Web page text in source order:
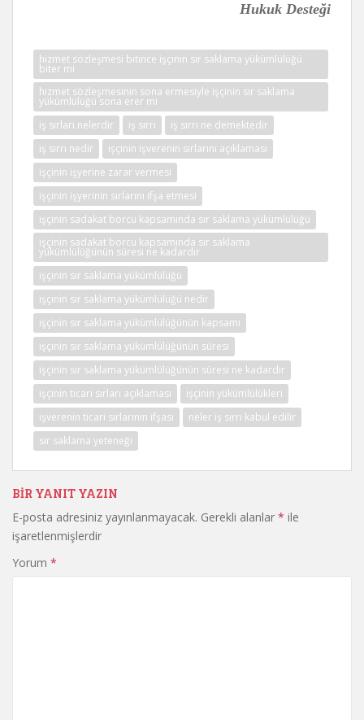
Hukuk Desteği
hizmet sözleşmesi bitince işçinin sır saklama yükümlülüğü
biter mi
hizmet sözleşmesinin sona ermesiyle işçinin sır saklama
yükümlülüğü sona erer mi
iş sırları nelerdir
iş sırrı
iş sırrı ne demektedir
iş sırrı nedir
işçinin işverenin sırlarını açıklaması
işçinin işyerine zarar vermesi
işçinin işyerinin sırlarını ifşa etmesi
işçinin sadakat borcu kapsamında sır saklama yükümlülüğü
işçinin sadakat borcu kapsamında sır saklama
yükümlülüğünün süresi ne kadardır
işçinin sır saklama yükümlülüğü
işçinin sır saklama yükümlülüğü nedir
işçinin sır saklama yükümlülüğünün kapsamı
işçinin sır saklama yükümlülüğünün süresi
işçinin sır saklama yükümlülüğünün süresi ne kadardır
işçinin ticari sırları açıklaması
işçinin yükümlülükleri
işverenin ticari sırlarının ifşası
neler iş sırrı kabul edilir
sır saklama yeteneği
BIR YANIT YAZIN
E-posta adresiniz yayınlanmayacak. Gerekli alanlar * ile
işaretlenmişlerdir
Yorum *